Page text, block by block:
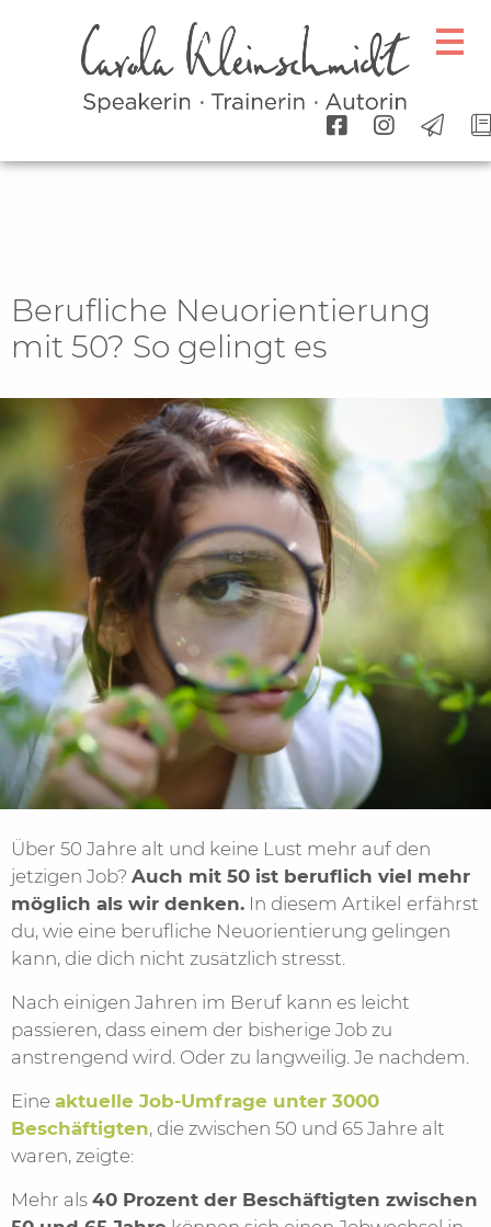
Berufliche Neuorientierung
mit 50? So gelingt es
Über 50 Jahre alt und keine Lust mehr auf den
jetzigen Job? Auch mit 50 ist beruflich viel mehr
möglich als wir denken. In diesem Artikel erfährst
du, wie eine berufliche Neuorientierung gelingen
kann, die dich nicht zusätzlich stresst.
Nach einigen Jahren im Beruf kann es leicht
passieren, dass einem der bisherige Job zu
anstrengend wird. Oder zu langweilig. Je nachdem.
Eine aktuelle Job-Umfrage unter 3000
Beschäftigten, die zwischen 50 und 65 Jahre alt
waren, zeigte:
Mehr als 40 Prozent der Beschäftigten zwischen